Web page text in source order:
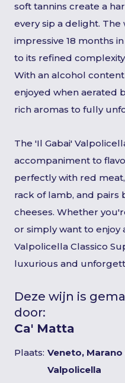
soft tannins create a
every sip a delight. The
impressive 18 months
to its refined
With an alcohol content
enjoyed when aerated
rich aromas to fully
The 'Il Gabai'
accompaniment to
perfectly with red
rack of lamb, and
cheeses. Whether
or simply want to enjoy
Valpolicella Classico
luxurious and
Deze wijn is
door:
Ca' Matta
Plaats: Veneto, Marano
Valpolicella